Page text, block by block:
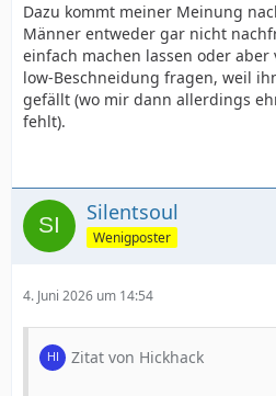
Dazu kommt meiner Meinung
Männer entweder gar nicht
einfach machen lassen oder
low-Beschneidung fragen, weil
gefällt (wo mir dann allerdings
fehlt).
Silentsoul
Wenigposter
4. Juni 2026 um 14:54
Zitat von Hickhack